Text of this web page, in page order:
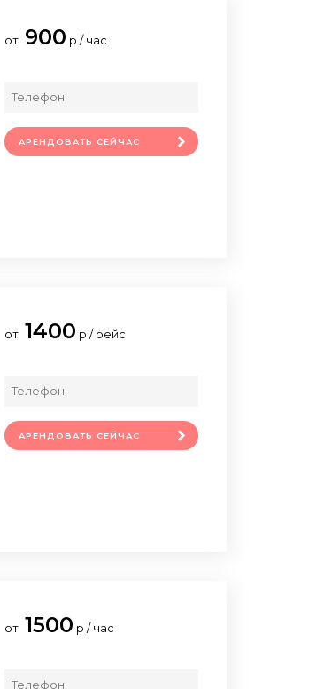
от 900 р / час
АРЕНДОВАТЬ СЕЙЧАС
от 1400 р / рейс
АРЕНДОВАТЬ СЕЙЧАС
от 1500 р / час